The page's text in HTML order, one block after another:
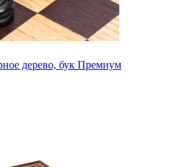
дерево, бук Премиум